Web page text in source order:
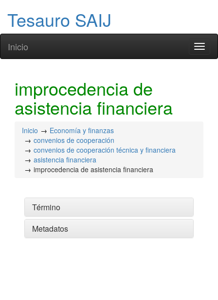
Tesauro SAIJ
Inicio
improcedencia de
asistencia financiera
Inicio
Economía y finanzas
convenios de cooperación
convenios de cooperación técnica y financiera
asistencia financiera
improcedencia de asistencia financiera
Término
Metadatos